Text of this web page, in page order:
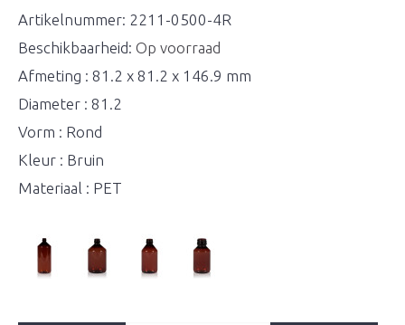
Artikelnummer: 2211-0500-4R
Beschikbaarheid: Op voorraad
Afmeting : 81.2 x 81.2 x 146.9 mm
Diameter : 81.2
Vorm : Rond
Kleur : Bruin
Materiaal : PET